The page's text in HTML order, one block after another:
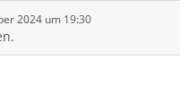
2024 um 19:30